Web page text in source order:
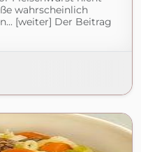
wahrscheinlich
[weiter] Der Beitrag